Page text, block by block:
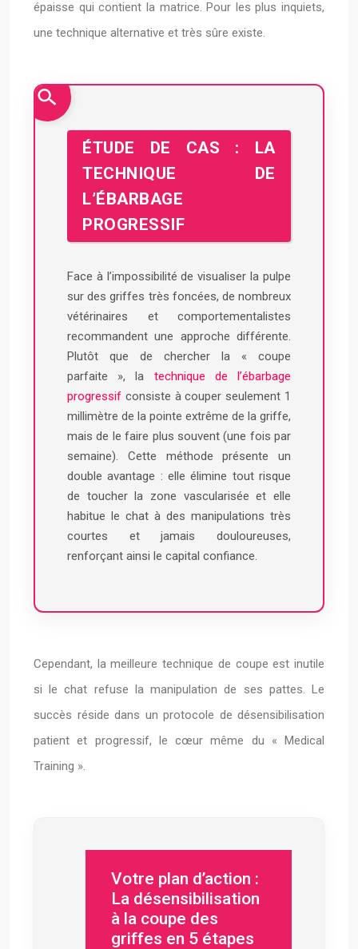
épaisse qui contient la matrice. Pour les plus inquiets,
une technique alternative et très sûre existe.
ÉTUDE DE CAS : LA
TECHNIQUE DE
L’ÉBARBAGE
PROGRESSIF
Face à l’impossibilité de visualiser la pulpe
sur des griffes très foncées, de nombreux
vétérinaires et comportementalistes
recommandent une approche différente.
Plutôt que de chercher la « coupe
parfaite », la technique de l’ébarbage
progressif consiste à couper seulement 1
millimètre de la pointe extrême de la griffe,
mais de le faire plus souvent (une fois par
semaine). Cette méthode présente un
double avantage : elle élimine tout risque
de toucher la zone vascularisée et elle
habitue le chat à des manipulations très
courtes et jamais douloureuses,
renforçant ainsi le capital confiance.
Cependant, la meilleure technique de coupe est inutile
si le chat refuse la manipulation de ses pattes. Le
succès réside dans un protocole de désensibilisation
patient et progressif, le cœur même du « Medical
Training ».
Votre plan d’action :
La désensibilisation
à la coupe des
griffes en 5 étapes